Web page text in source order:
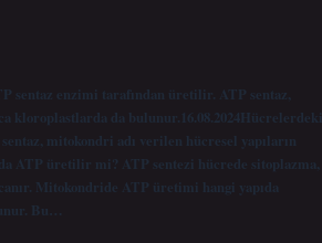
sentaz enzimi tarafından üretilir. ATP sentaz,
kloroplastlarda da bulunur.16.08.2024Hücrelerdeki
mitokondri adı verilen hücresel yapıların
ATP üretilir mi? ATP sentezi hücrede sitoplazma,
Mitokondride ATP üretimi hangi yapıda
Bu…